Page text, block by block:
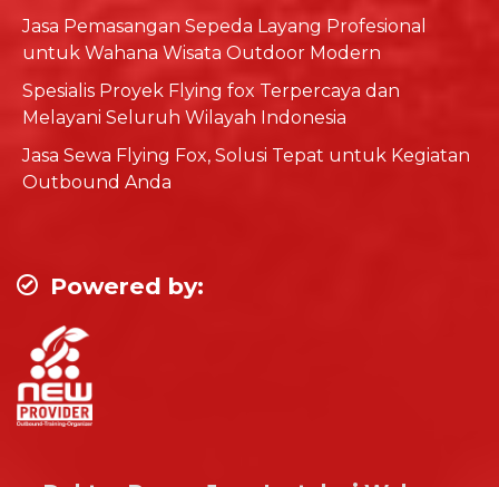
Jasa Pemasangan Sepeda Layang Profesional
untuk Wahana Wisata Outdoor Modern
Spesialis Proyek Flying fox Terpercaya dan
Melayani Seluruh Wilayah Indonesia
Jasa Sewa Flying Fox, Solusi Tepat untuk Kegiatan
Outbound Anda
Powered by: